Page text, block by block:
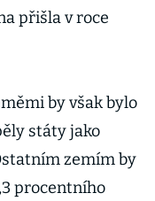
přišla v roce
by však bylo
státy jako
zemím by
procentního